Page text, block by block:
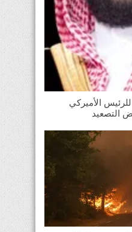
الأميركي
التصعيد